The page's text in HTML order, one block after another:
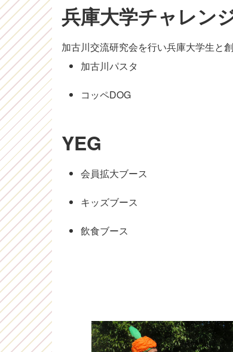
兵庫大学チャレン
加古川交流研究会を行い兵庫大学生と
加古川パスタ
コッペDOG
YEG
会員拡大ブース
キッズブース
飲食ブース